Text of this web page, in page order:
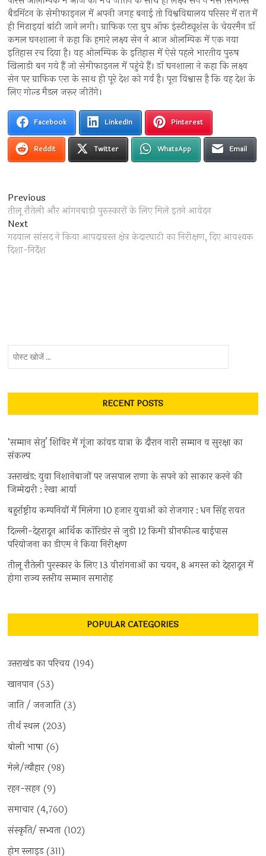
बैडमिंटन के सेमीफाइनल में अपनी जगह बनाई तो विश्वविद्यालय परिसर में रात में
ही मिठाइयां बांटी जाने लगी। ग्राफिक एरा ग्रुप ऑफ इंस्टीट्यूशंस के चेयरमैन डॉ
कमल घनशाला ने कहा कि हमारे लक्ष्य सेन ने आज ओलम्पिक में एक नया
इतिहास रच दिया है। वह ओलम्पिक के इतिहास में ऐसे पहले भारतीय पुरुष
खिलाड़ी बन गये हैं जो सेमीफाइनल में पहुंचे हैं। डॉ घनशाला ने कहा कि लक्ष्य
सेन पर ग्राफिक एरा के साथ ही पूरे देश को गर्व है। पूरा विश्वास है कि वह देश के
लिए गोल्ड मैडल जरूर जीतेंगे।
Facebook LinkedIn Pinterest
Reddit Twitter WhatsApp Email
Post
navigation
Previous
post:
तीलू रौतेली और आंगनबाड़ी पुरुस्कारों के लिए मिले इतने आवेदन
NextNext
post:
गढ़वाल सांसद ने किया आपदाग्रस्त क्षेत्र केदारघाटी का निरीक्षण, दिए आवश्यक
दिशा-निर्देश
RECENT POSTS
‘सम्मान सेतु’ शिविर में गूंजा कांवड़ यात्रा के दौरान नारी सम्मान व सुरक्षा का
संकल्प
उत्तराखंड: युवा निशानेबाजों पर जसपाल राणा के सपने को साकार करने की
जिम्मेदारी : रेखा आर्या
बहुर्राष्ट्रीय कम्पनियों में मिलेगा 10 हजार युवाओं को रोजगार : धन सिंह रावत
दिल्ली-देहरादून आर्थिक कॉरिडोर से जुड़ी 12 किमी ग्रीनफील्ड बाईपास
परियोजना का डीएम ने किया निरीक्षण
तीलू रौतेली पुरस्कार के लिए 13 वीरांगनाओं का चयन, 8 अगस्त को देहरादून में
होगा राज्य स्तरीय सम्मान समारोह
POPULAR CATEGORIES
उत्तराखंड का परिचय (194)
खानपान (53)
जाति / जनजाति(3)
तीर्थ स्थल (203)
बोली भाषा (6)
मेले/त्यौहार(98)
रहन-सहन (9)
समाचार(4,760)
संस्कृति/ सभ्यता (102)
होम स्लाइड(311)